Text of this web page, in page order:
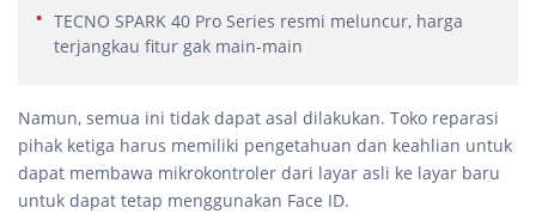
TECNO SPARK 40 Pro Series resmi meluncur, harga
terjangkau fitur gak main-main
Namun, semua ini tidak dapat asal dilakukan. Toko reparasi
pihak ketiga harus memiliki pengetahuan dan keahlian untuk
dapat membawa mikrokontroler dari layar asli ke layar baru
untuk dapat tetap menggunakan Face ID.